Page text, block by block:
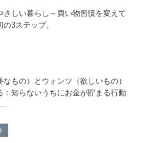
さしい暮らし～買い物習慣を変えて
3ステップ。
なもの）とウォンツ（欲しいもの）
：知らないうちにお金が貯まる行動